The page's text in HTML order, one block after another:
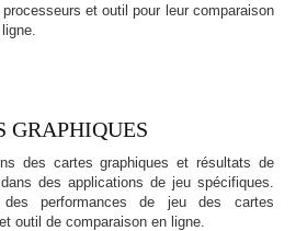
et outil pour leur comparaison
GRAPHIQUES
des cartes graphiques et résultats de
des applications de jeu spécifiques.
des performances de jeu des cartes
outil de comparaison en ligne.